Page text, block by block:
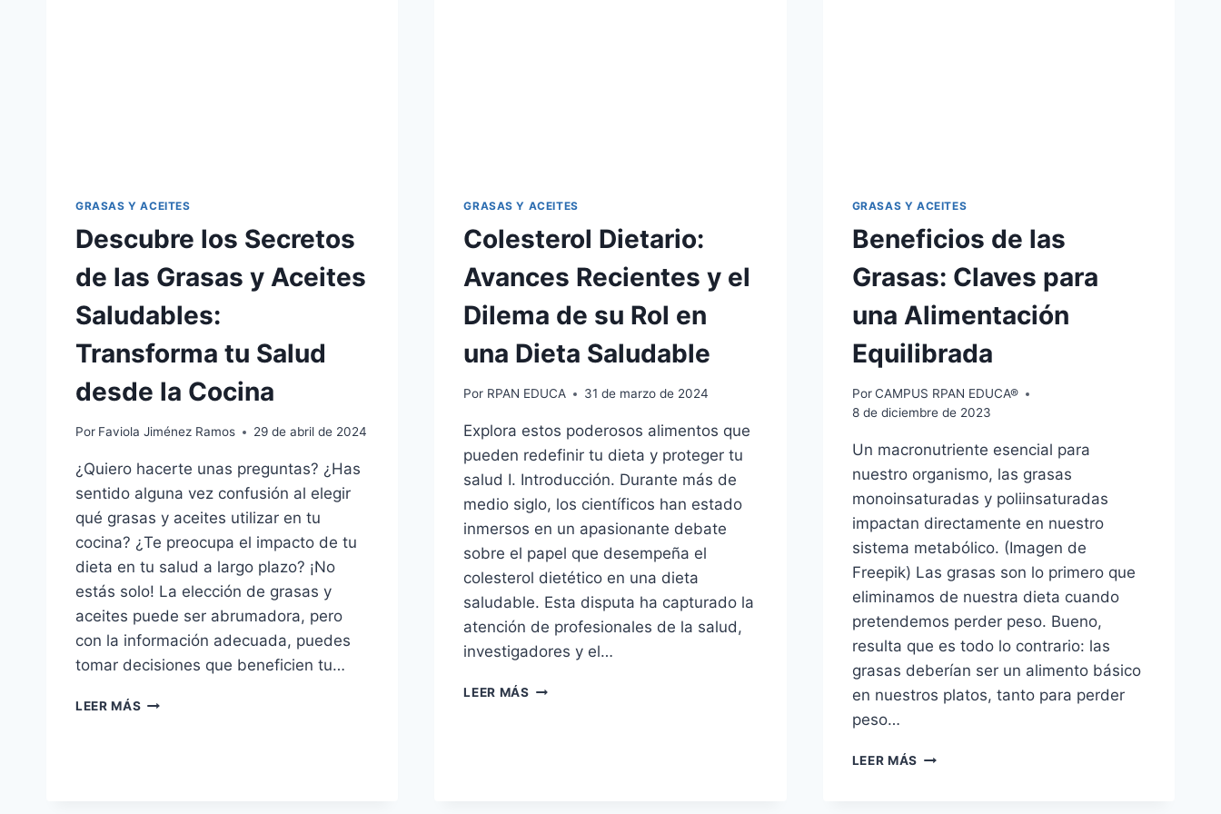
GRASAS Y ACEITES
Descubre los Secretos
de las Grasas y Aceites
Saludables:
Transforma tu Salud
desde la Cocina
Por Faviola Jiménez Ramos 29 de abril de 2024
¿Quiero hacerte unas preguntas? ¿Has
sentido alguna vez confusión al elegir
qué grasas y aceites utilizar en tu
cocina? ¿Te preocupa el impacto de tu
dieta en tu salud a largo plazo? ¡No
estás solo! La elección de grasas y
aceites puede ser abrumadora, pero
con la información adecuada, puedes
tomar decisiones que beneficien tu…
LEER MÁS DESCUBRE
GRASAS Y ACEITES
Colesterol Dietario:
Avances Recientes y el
Dilema de su Rol en
una Dieta Saludable
Por RPAN EDUCA 31 de marzo de 2024
Explora estos poderosos alimentos que
pueden redefinir tu dieta y proteger tu
salud I. Introducción. Durante más de
medio siglo, los científicos han estado
inmersos en un apasionante debate
sobre el papel que desempeña el
colesterol dietético en una dieta
saludable. Esta disputa ha capturado la
atención de profesionales de la salud,
investigadores y el…
LEER MÁS COLESTEROL
GRASAS Y ACEITES
Beneficios de las
Grasas: Claves para
una Alimentación
Equilibrada
Por CAMPUS RPAN EDUCA®
8 de diciembre de 2023
Un macronutriente esencial para
nuestro organismo, las grasas
monoinsaturadas y poliinsaturadas
impactan directamente en nuestro
sistema metabólico. (Imagen de
Freepik) Las grasas son lo primero que
eliminamos de nuestra dieta cuando
pretendemos perder peso. Bueno,
resulta que es todo lo contrario: las
grasas deberían ser un alimento básico
en nuestros platos, tanto para perder
peso…
LEER MÁS BENEFICIOS